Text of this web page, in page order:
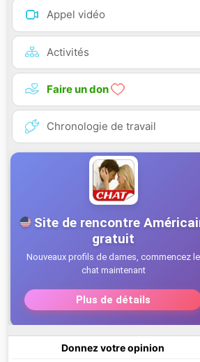
Appel vidéo
Activités
Faire un don
Chronologie de travail
Donnez votre opinion